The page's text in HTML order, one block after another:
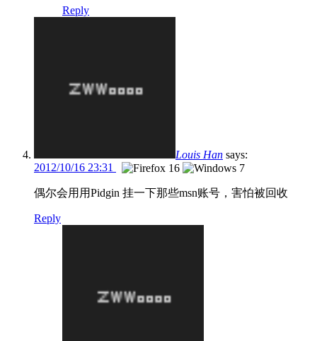
Reply
Louis Han says:
2012/10/16 23:31
偶尔会用用Pidgin 挂一下那些msn账号，害怕被回收
Reply